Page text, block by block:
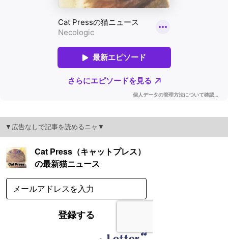
▼広告なしで記事を読めるニャ▼